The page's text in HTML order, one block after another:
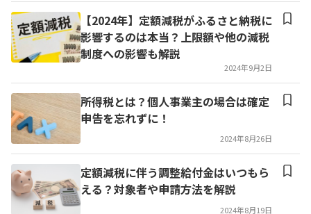
【2024年】定額減税がふるさと納税に
影響するのは本当？上限額や他の減税
制度への影響も解説
2024年9月2日
所得税とは？個人事業主の場合は確定
申告を忘れずに！
2024年8月26日
定額減税に伴う調整給付金はいつもら
える？対象者や申請方法を解説
2024年8月19日